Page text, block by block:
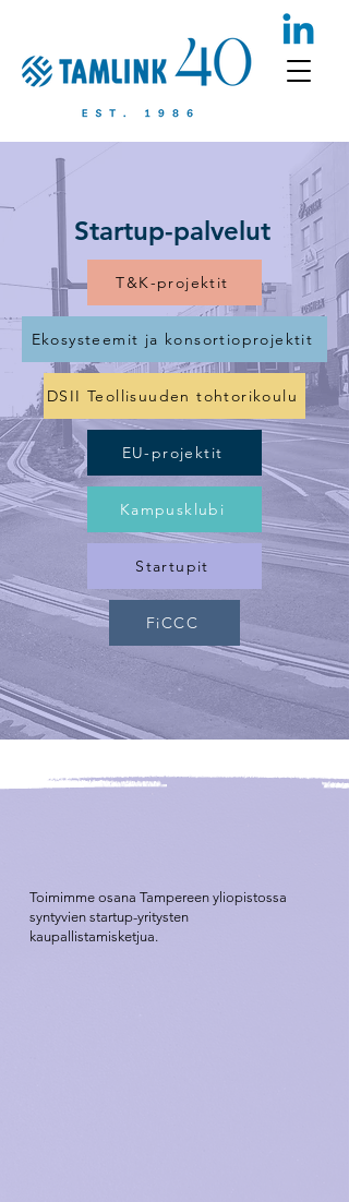
Startup-palvelut
T&K-projektit
Ekosysteemit ja konsortioprojektit
DSII Teollisuuden tohtorikoulu
EU-projektit
Kampusklubi
Startupit
FiCCC
Toimimme osana Tampereen yliopistossa
syntyvien startup-yritysten
kaupallistamisketjua.